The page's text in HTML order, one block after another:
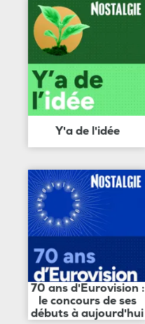
Y'a de l'idée
70 ans d'Eurovision :
le concours de ses
débuts à aujourd'hui